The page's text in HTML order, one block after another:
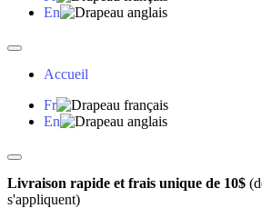
En
Accueil
Fr
En
Livraison rapide et frais unique de 10$
s'appliquent)